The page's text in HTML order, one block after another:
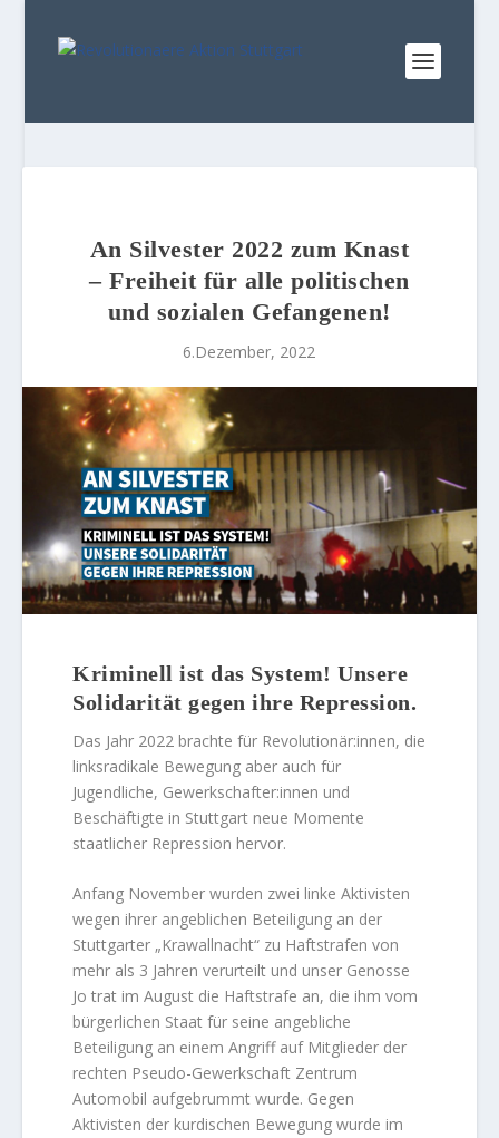
An Silvester 2022 zum Knast
– Freiheit für alle politischen
und sozialen Gefangenen!
6.Dezember, 2022
Kriminell ist das System! Unsere
Solidaritätgegen ihre Repression.
Das Jahr 2022 brachte für Revolutionär:innen, die
linksradikale Bewegung aber auch für
Jugendliche, Gewerkschafter:innen und
Beschäftigte in Stuttgart neue Momente
staatlicher Repression hervor.
Anfang November wurden zwei linke Aktivisten
wegen ihrer angeblichen Beteiligung an der
Stuttgarter „Krawallnacht“ zu Haftstrafen von
mehr als 3 Jahren verurteilt und unser Genosse
Jo trat im August die Haftstrafe an, die ihm vom
bürgerlichen Staat für seine angebliche
Beteiligung an einem Angriff auf Mitglieder der
rechten Pseudo-Gewerkschaft Zentrum
Automobil aufgebrummt wurde. Gegen
Aktivisten der kurdischen Bewegung wurde im